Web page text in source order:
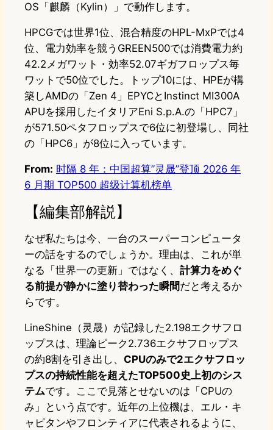
OS「麒麟（Kylin）」で動作します。
HPCGでは世界1位、混合精度のHPL-MxPでは4
位、電力効率を競うGREEN500では消費電力約
42.2メガワット・効率52.07ギガフロップス毎
ワットで50位でした。トップ10には、HPEが構
築しAMDの「Zen 4」EPYCとInstinct MI300A
APUを採用したイタリアEni S.p.A.の「HPC7」
が571.50ペタフロップスで6位に初登場し、同社
の「HPC6」が8位に入っています。
From: 时隔 8 年：中国超算”灵晟”登顶 2026 年
6 月期 TOP500 超级计算机榜单
【編集部解説】
なぜ私たちは今、一台のスーパーコンピュータ
ーの話をするのでしょうか。理由は、これが単
なる「世界一の更新」ではなく、 計算力をめぐ
る前提が静かに塗り替わった瞬間だと考えるか
らです。
LineShine（灵晟）が記録した2.198エクサフロ
ップスは、理論ピーク2.736エクサフロップス
の約8割を引き出し、 CPUのみで2エクサフロッ
プスの持続性能を超えたTOP500史上初のシス
テムです。ここで見落とせないのは「CPUの
み」という点です。近年の上位機は、エル・キ
ャピタンやフロンティアに代表されるように、